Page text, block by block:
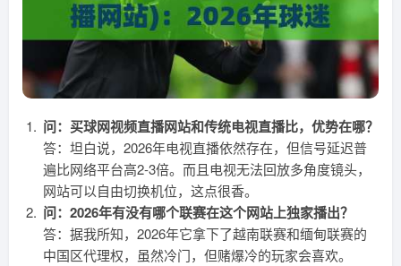
问：买球网视频直播网站和传统电视直播比，优势在哪？
答：坦白说，2026年电视直播依然存在，但信号延迟普
遍比网络平台高2-3倍。而且电视无法回放多角度镜头，
网站可以自由切换机位，这点很香。
问：2026年有没有哪个联赛在这个网站上独家播出？
答：据我所知，2026年它拿下了越南联赛和缅甸联赛的
中国区代理权，虽然冷门，但赌爆冷的玩家会喜欢。